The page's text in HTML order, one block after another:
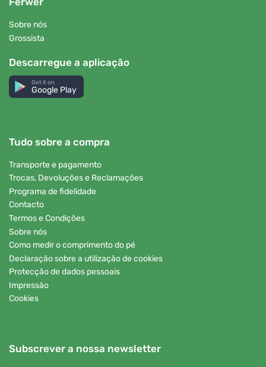
Sobre nós
Grossista
Descarregue a aplicação
Get it on
Google Play
Tudo sobre a compra
Transporte e pagamento
Trocas, Devoluções e Reclamações
Programa de fidelidade
Contacto
Termos e Condições
Sobre nós
Como medir o comprimento do pé
Declaração sobre a utilização de cookies
Protecção de dados pessoais
Impressão
Cookies
Subscrever a nossa newsletter